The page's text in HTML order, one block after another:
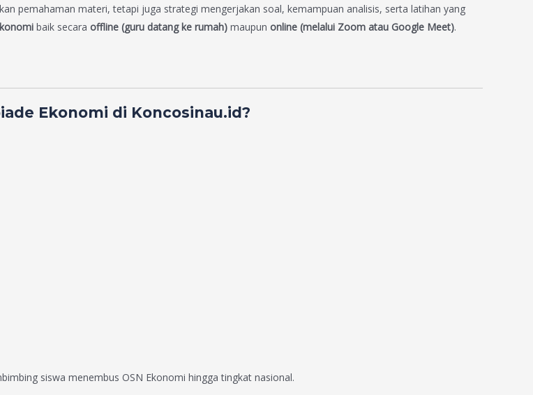
pemahaman materi, tetapi juga strategi mengerjakan soal, kemampuan analisis, serta latihan yang
baik secara offline (guru datang ke rumah) maupun online (melalui Zoom atau Google Meet).
Ekonomi di Koncosinau.id?
siswa menembus OSN Ekonomi hingga tingkat nasional.